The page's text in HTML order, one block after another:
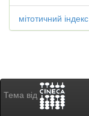
мітотичний індекс
Тема від